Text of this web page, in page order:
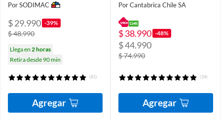
Por SODIMAC
$ 29.990 -39%
$ 48.990
Llega en 2 horas
Retira desde 90 min
(81)
Agregar
Por Cantabrica Chile SA
$ 38.990 -48%
$ 44.990
$ 74.990
(34)
Agregar